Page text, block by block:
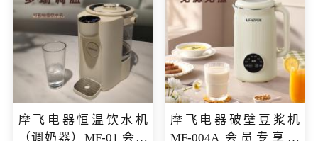
摩飞电器恒温饮水机
（调奶器）MF-01 会员
摩飞电器破壁豆浆机
MF-004A 会员专享价